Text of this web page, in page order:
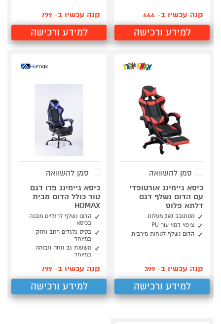
קנה עכשיו ב- 444
למידע ורכישה
קנה עכשיו ב- 799
למידע ורכישה
סמן להשוואה
כיסא גיימינג אורטופדי
עם הדום נשלף דגם
דלתא פלוס
מסתובב 360 מעלות
ציפוי דמוי עור PU
הדום נשלף לנוחות מירבית
קנה עכשיו ב- 399
למידע ורכישה
סמן להשוואה
כיסא גיימינג פרו דגם
טוד כולל הדום מבית
HOMAX
הדום נשלף לרגליים מובנה
בכיסא
בסיס גלגלים רחב וחזק
במיוחד
משענת גב נוחה וגבוהה
במיוחד
קנה עכשיו ב- 799
למידע ורכישה